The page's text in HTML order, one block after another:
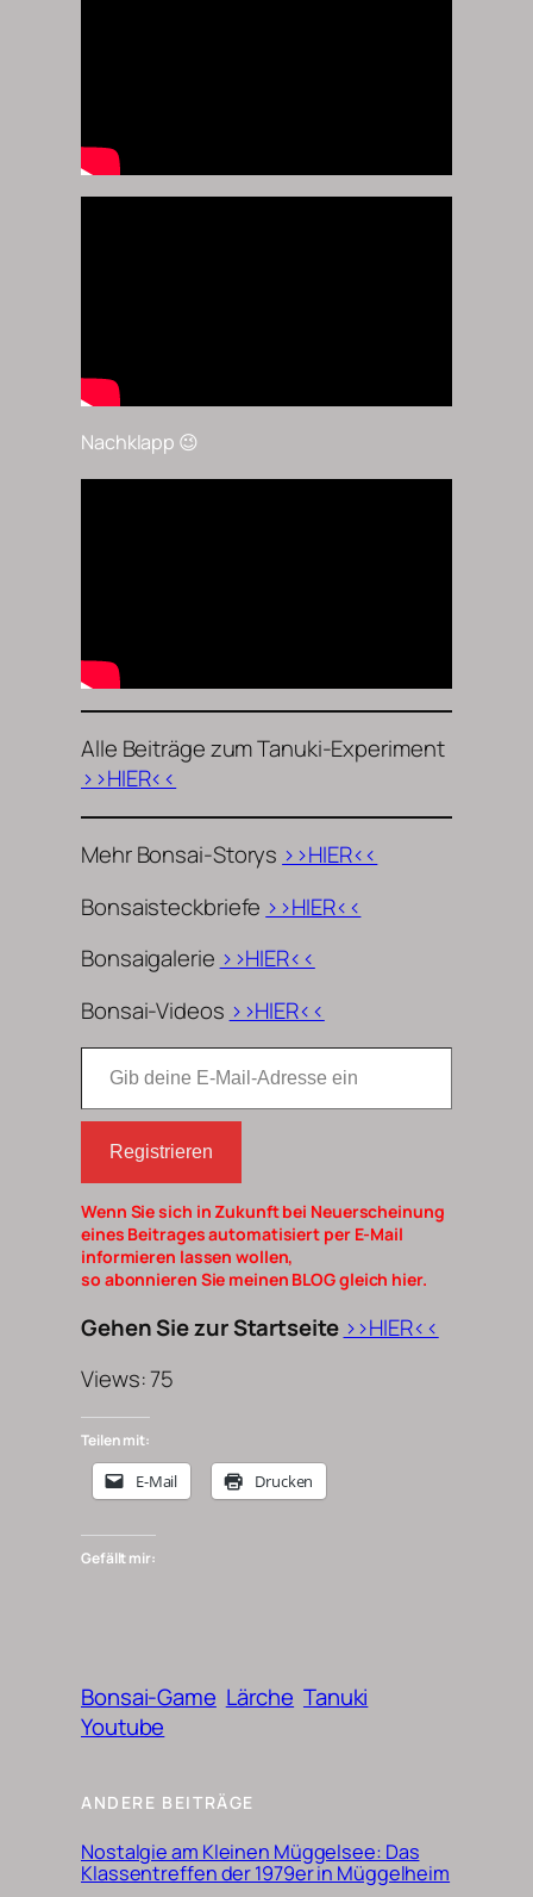
Nachklapp 😉
Alle Beiträge zum Tanuki-Experiment
>>HIER<<
Mehr Bonsai-Storys >>HIER<<
Bonsaisteckbriefe >>HIER<<
Bonsaigalerie >>HIER<<
Bonsai-Videos >>HIER<<
Gib deine E-Mail-Adresse ein
Registrieren
Wenn Sie sich in Zukunft bei Neuerscheinung
eines Beitrages automatisiert per E-Mail
informieren lassen wollen,
so abonnieren Sie meinen BLOG gleich hier.
Gehen Sie zur Startseite >>HIER<<
Views: 75
Teilen mit:
E-Mail Drucken
Gefällt mir:
Bonsai-Game Lärche Tanuki
Youtube
ANDERE BEITRÄGE
Nostalgie am Kleinen Müggelsee: Das
Klassentreffen der 1979er in Müggelheim